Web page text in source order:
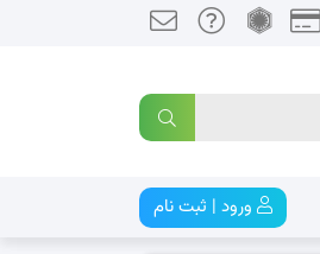
ورود | ثبت نام